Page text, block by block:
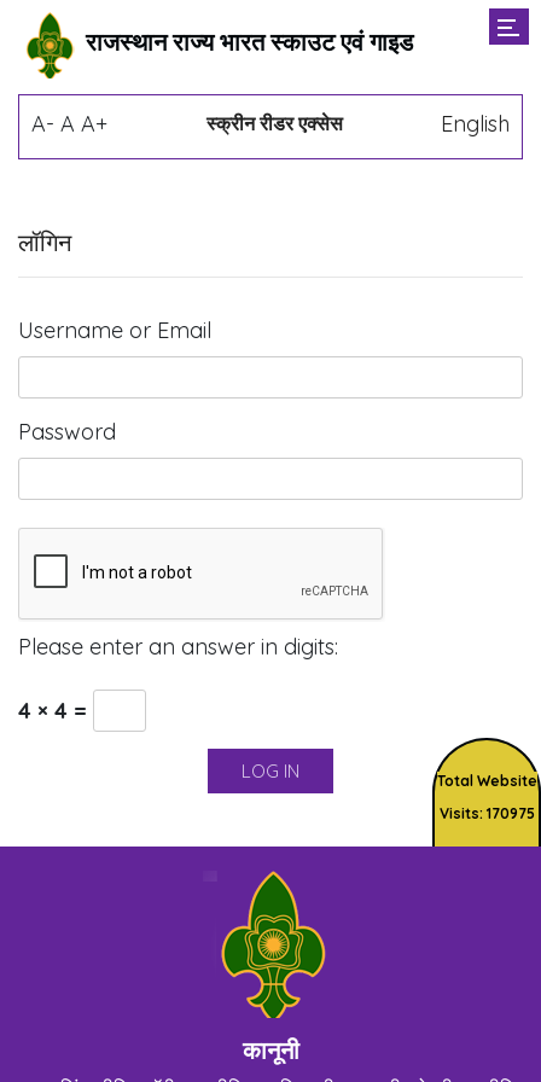
राजस्थान राज्य भारत स्काउट एवं गाइड
A- A A+ स्क्रीन रीडर एक्सेस English
लॉगिन
Username or Email
Password
Please enter an answer in digits:
4 × 4 =
Total Website
Visits: 170975
कानूनी